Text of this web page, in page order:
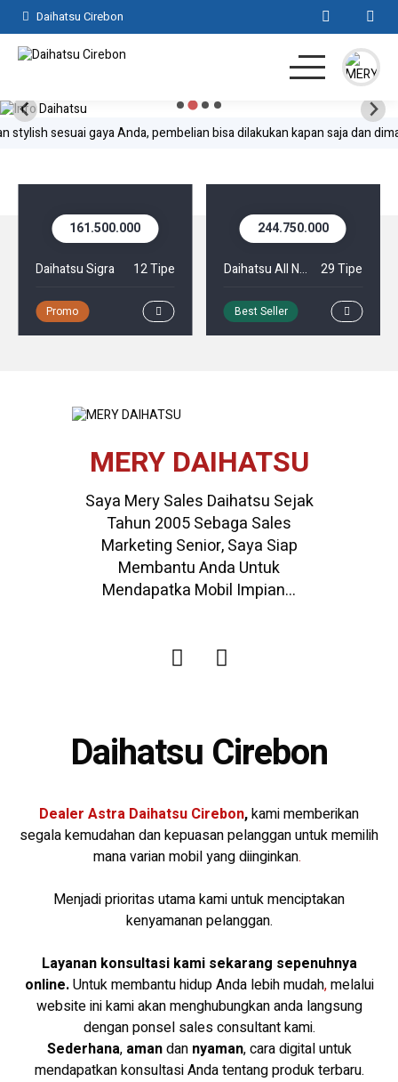
Daihatsu Cirebon
Home
MPV
Hatchback
Komersil
sesuai gaya Anda, pembelian bisa dilakukan kapan saja dan dimana
244.750.000
Daihatsu All New Xenia 29 Tipe
Best Seller
269.350.000
10 Tipe
Promo
MERY DAIHATSU
Saya Mery Sales Daihatsu Sejak
Tahun 2005 Sebaga Sales
Marketing Senior, Saya Siap
Membantu Anda Untuk
Mendapatka Mobil Impian...
Daihatsu Cirebon
Dealer Astra Daihatsu Cirebon,kami memberikan
segala kemudahan dan kepuasan pelanggan untuk memilih
mana varian mobil yang diinginkan.
Menjadi prioritas utama kami untuk menciptakan
kenyamanan pelanggan.
Layanan konsultasi kami sekarang sepenuhnya
online.Untuk membantu hidup Anda lebih mudah,melalui
website ini kami akan menghubungkan anda langsung
dengan ponsel sales consultant kami.
Sederhana, amandan nyaman, cara digital untuk
mendapatkan konsultasi Anda tentang produk terbaru.